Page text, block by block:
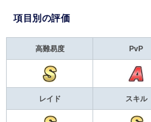
項目別の評価
高難易度 PvP
レイド スキル